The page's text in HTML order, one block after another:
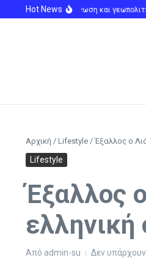
Μετάβαση στο περιεχόμενο
Hot News
Ευρωπαϊκή Ένωση και
Αρχική / Lifestyle /Έξαλλος ο
Lifestyle
Έξαλλος
ελληνική
Από admin-su Δεν